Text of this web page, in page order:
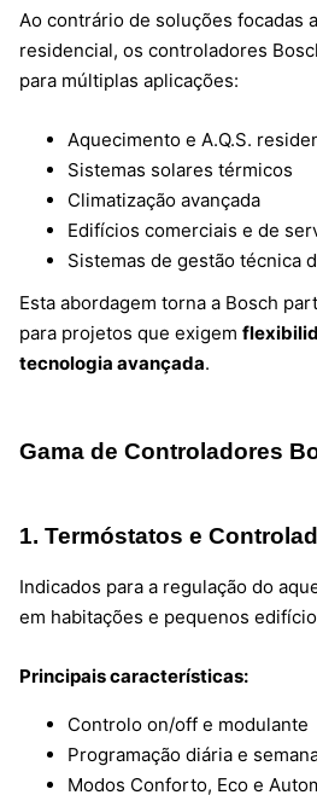
Ao contrário de soluções focadas
residencial, os controladores
para múltiplas aplicações:
Aquecimento e A.Q.S.
Sistemas solares térmicos
Climatização avançada
Edifícios comerciais e de
Sistemas de gestão técnica
Esta abordagem torna a Bosch
para projetos que exigem
tecnologia avançada.
Gama de Controladores
1. Termóstatos e
Indicados para a regulação do
em habitações e pequenos
Principais características:
Controlo on/off e modulante
Programação diária e
Modos Conforto, Eco e